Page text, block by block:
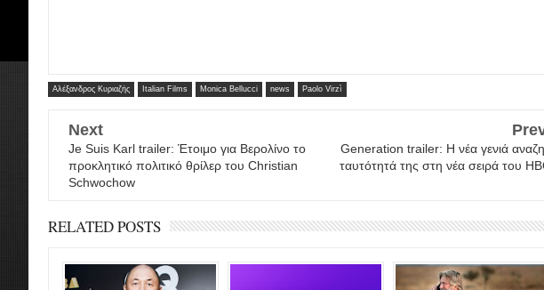
Αλέξανδρος Κυριαζής Italian Films Monica Bellucci news Paolo Virzì
Next
Je Suis Karl trailer: Έτοιμο για Βερολίνο το
προκλητικό πολιτικό θρίλερ του Christian
Schwochow
Generation trailer: Η νέα γενιά
ταυτότητά της στη νέα σειρά του
RELATED POSTS